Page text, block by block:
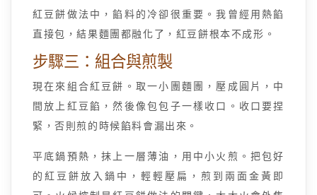
紅豆餅做法中，餡料的冷卻很重要。我曾經用熱餡
直接包，結果麵團都融化了，紅豆餅根本不成形。
步驟三：組合與煎製
現在來組合紅豆餅。取一小團麵團，壓成圓片，中
間放上紅豆餡，然後像包包子一樣收口。收口要捏
緊，否則煎的時候餡料會漏出來。
平底鍋預熱，抹上一層薄油，用中小火煎。把包好
的紅豆餅放入鍋中，輕輕壓扁，煎到兩面金黃即